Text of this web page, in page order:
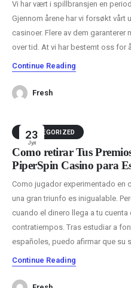
Vi har vært i spillbransjen en
Gjennom årene har vi forsøkt vårt
casinoer. Flere av dem
over tid. At vi har bestemt oss for
Continue Reading
Fresh
23
Јул
UNCATEGORIZED
Cómo retirar Tus
PiperSpin Casino para
Como jugador experimentado en
una gran triunfo es inigualable.
cuando el dinero llega a tu
contratiempos. Tras estudiar a
españoles, puedo afirmar que su
Continue Reading